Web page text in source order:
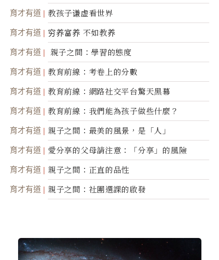
育才有道 教孩子谦虚看世界
育才有道 穷养富养 不如教养
育才有道 親子之間：學習的態度
育才有道 教育前線：考卷上的分數
育才有道 教育前線：網路社交平台驚天黑幕
育才有道 教育前線：我們能為孩子做些什麼？
育才有道 親子之間：最美的風景，是「人」
育才有道 愛分享的父母請注意：「分享」的風險
育才有道 親子之間：正直的品性
育才有道 親子之間：社團選課的啟發